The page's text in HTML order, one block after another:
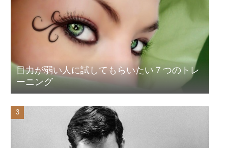
目力が弱い人に試してもらいたい７つのトレ
ーニング